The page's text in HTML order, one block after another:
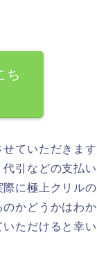
ち
ていただきます
引などの支払い
に極上クリルの
かどうかはわか
ただけると幸い